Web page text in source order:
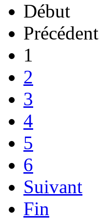
Début
Précédent
1
2
3
4
5
6
Suivant
Fin